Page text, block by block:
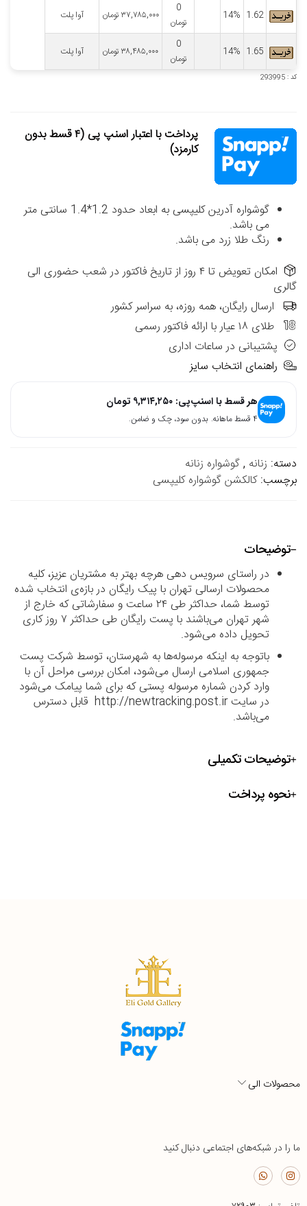
1.62
14%
0
تومان
۳۷,۷۸۵,۰۰۰ تومان آوا پلت
1.65
14%
0
تومان
۳۸,۴۸۵,۰۰۰ تومان آوا پلت
کد : 293995
پرداخت با اعتبار اسنپ پی (۴ قسط بدون
کارمزد)
گوشواره آدرین کلیپسی به ابعاد حدود 1.2*1.4 سانتی متر
می باشد.
رنگ طلا زرد می باشد.
امکان تعویض تا ۴ روز از تاریخ فاکتور در شعب حضوری الی
گالری
ارسال رایگان، همه روزه، به سراسر کشور
طلای ۱۸ عیار با ارائه فاکتور رسمی
پشتیبانی در ساعات اداری
راهنمای انتخاب سایز
هر قسط با اسنپ‌پی: ۹,۳۱۴,۲۵۰ تومان
۴ قسط ماهانه. بدون سود، چک و ضامن.
دسته: زنانه ,گوشواره زنانه
برچسب:کالکشن گوشواره کلیپسی
توضیحات
در راستای سرویس دهی هرچه بهتر به مشتریان عزیز، کلیه
محصولات ارسالی تهران با پیک رایگان در بازه‌ی انتخاب شده
توسط شما، حداکثر طی ۲۴ ساعت و سفارشاتی که خارج از
شهر تهران می‌باشند با پست رایگان طی حداکثر ۷ روز کاری
تحویل داده می‌شود.
باتوجه به اینکه مرسوله‌ها به شهرستان، توسط شرکت پست
جمهوری اسلامی ارسال می‌شود، امکان بررسی مراحل آن با
وارد کردن شماره مرسوله پستی که برای شما پیامک می‌شود
در سایت http://newtracking.post.ir قابل دسترس
می‌باشد.
توضیحات تکمیلی
نحوه پرداخت
محصولات الی
ما را در شبکه‌های اجتماعی دنبال کنید